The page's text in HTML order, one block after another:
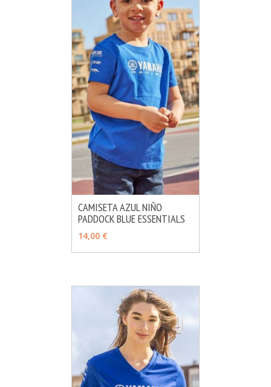
AÑADIR MÁS INFO
CAMISETA AZUL NIÑO
PADDOCK BLUE ESSENTIALS
14,00 €